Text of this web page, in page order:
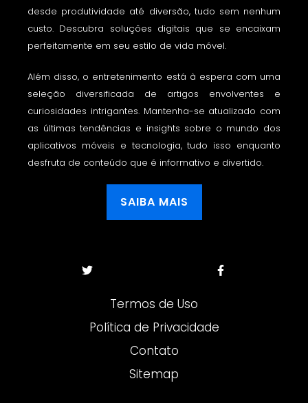
desde produtividade até diversão, tudo sem nenhum
custo. Descubra soluções digitais que se encaixam
perfeitamente em seu estilo de vida móvel.
Além disso, o entretenimento está à espera com uma
seleção diversificada de artigos envolventes e
curiosidades intrigantes. Mantenha-se atualizado com
as últimas tendências e insights sobre o mundo dos
aplicativos móveis e tecnologia, tudo isso enquanto
desfruta de conteúdo que é informativo e divertido.
SAIBA MAIS
Termos de Uso
Política de Privacidade
Contato
Sitemap